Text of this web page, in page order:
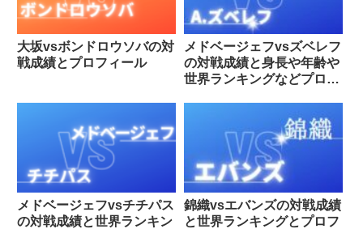
大坂vsボンドロウソバの対
戦成績とプロフィール
メドベージェフvsズベレフ
の対戦成績と身長や年齢や
世界ランキングなどプロフ
メドベージェフvsチチパス
の対戦成績と世界ランキン
錦織vsエバンズの対戦成績
と世界ランキングとプロフ